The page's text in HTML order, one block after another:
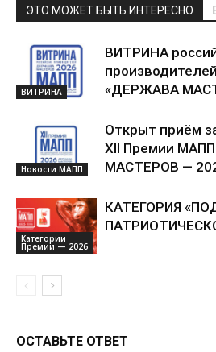
ЭТО МОЖЕТ БЫТЬ ИНТЕРЕСНО
ВИТРИНА
ВИТРИНА
«ДЕРЖАВА
Новости МАПП
Открыт приём
XII Премии
МАСТЕРОВ —
Категории
Премии — 2026
КАТЕГОРИЯ
ОСТАВЬТЕ ОТВЕТ